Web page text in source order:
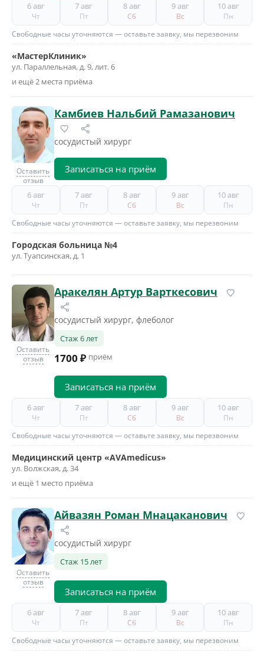
6 авг
Чт
7 авг
Пт
8 авг
Сб
9 авг
Вс
10 авг
Пн
Свободные часы уточняются — оставьте заявку, мы перезвоним
«МастерКлиник»
ул. Параллельная, д. 9, лит. 6
и ещё 2 места приёма
Оставить
отзыв
Камбиев Нальбий Рамазанович
сосудистый хирург
Записаться на приём
6 авг
Чт
7 авг
Пт
8 авг
Сб
9 авг
Вс
10 авг
Пн
Свободные часы уточняются — оставьте заявку, мы перезвоним
Городская больница №4
ул. Туапсинская, д. 1
Оставить
отзыв
Аракелян Артур Варткесович
сосудистый хирург, флеболог
Стаж 6 лет
1700 ₽ приём
Записаться на приём
6 авг
Чт
7 авг
Пт
8 авг
Сб
9 авг
Вс
10 авг
Пн
Свободные часы уточняются — оставьте заявку, мы перезвоним
Медицинский центр «AVAmedicus»
ул. Волжская, д. 34
и ещё 1 место приёма
Оставить
отзыв
Айвазян Роман Мнацаканович
сосудистый хирург
Стаж 15 лет
Записаться на приём
6 авг
Чт
7 авг
Пт
8 авг
Сб
9 авг
Вс
10 авг
Пн
Свободные часы уточняются — оставьте заявку, мы перезвоним